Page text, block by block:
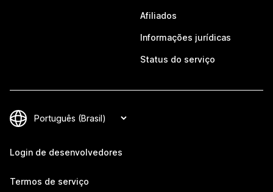
Afiliados
Informações jurídicas
Status do serviço
Login de desenvolvedores
Termos de serviço